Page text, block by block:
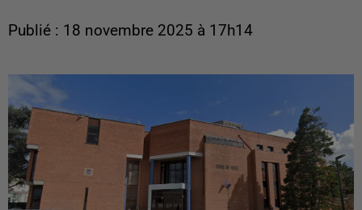
Publié : 18 novembre 2025 à 17h14